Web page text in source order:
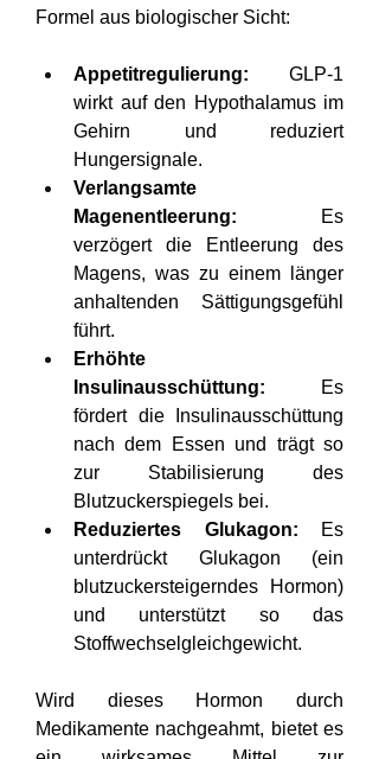
Formel aus biologischer Sicht:
Appetitregulierung: GLP-1
wirkt auf den Hypothalamus im
Gehirn und reduziert
Hungersignale.
Verlangsamte
Magenentleerung: Es
verzögert die Entleerung des
Magens, was zu einem länger
anhaltenden Sättigungsgefühl
führt.
Erhöhte
Insulinausschüttung: Es
fördert die Insulinausschüttung
nach dem Essen und trägt so
zur Stabilisierung des
Blutzuckerspiegels bei.
Reduziertes Glukagon: Es
unterdrückt Glukagon (ein
blutzuckersteigerndes Hormon)
und unterstützt so das
Stoffwechselgleichgewicht.
Wird dieses Hormon durch
Medikamente nachgeahmt, bietet es